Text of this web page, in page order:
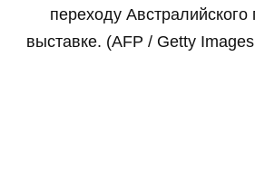
переходу
выставке. (AFP / Getty